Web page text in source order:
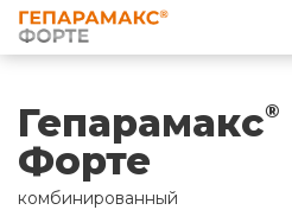
Гепарамакс®
Форте
комбинированный